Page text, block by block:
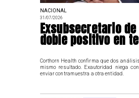
NACIONAL
31/07/2026
Exsubsecretario
doble positivo en
Corthorn Health confirma que dos
mismo resultado. Exautoridad niega
enviar contramuestra a otra entidad.